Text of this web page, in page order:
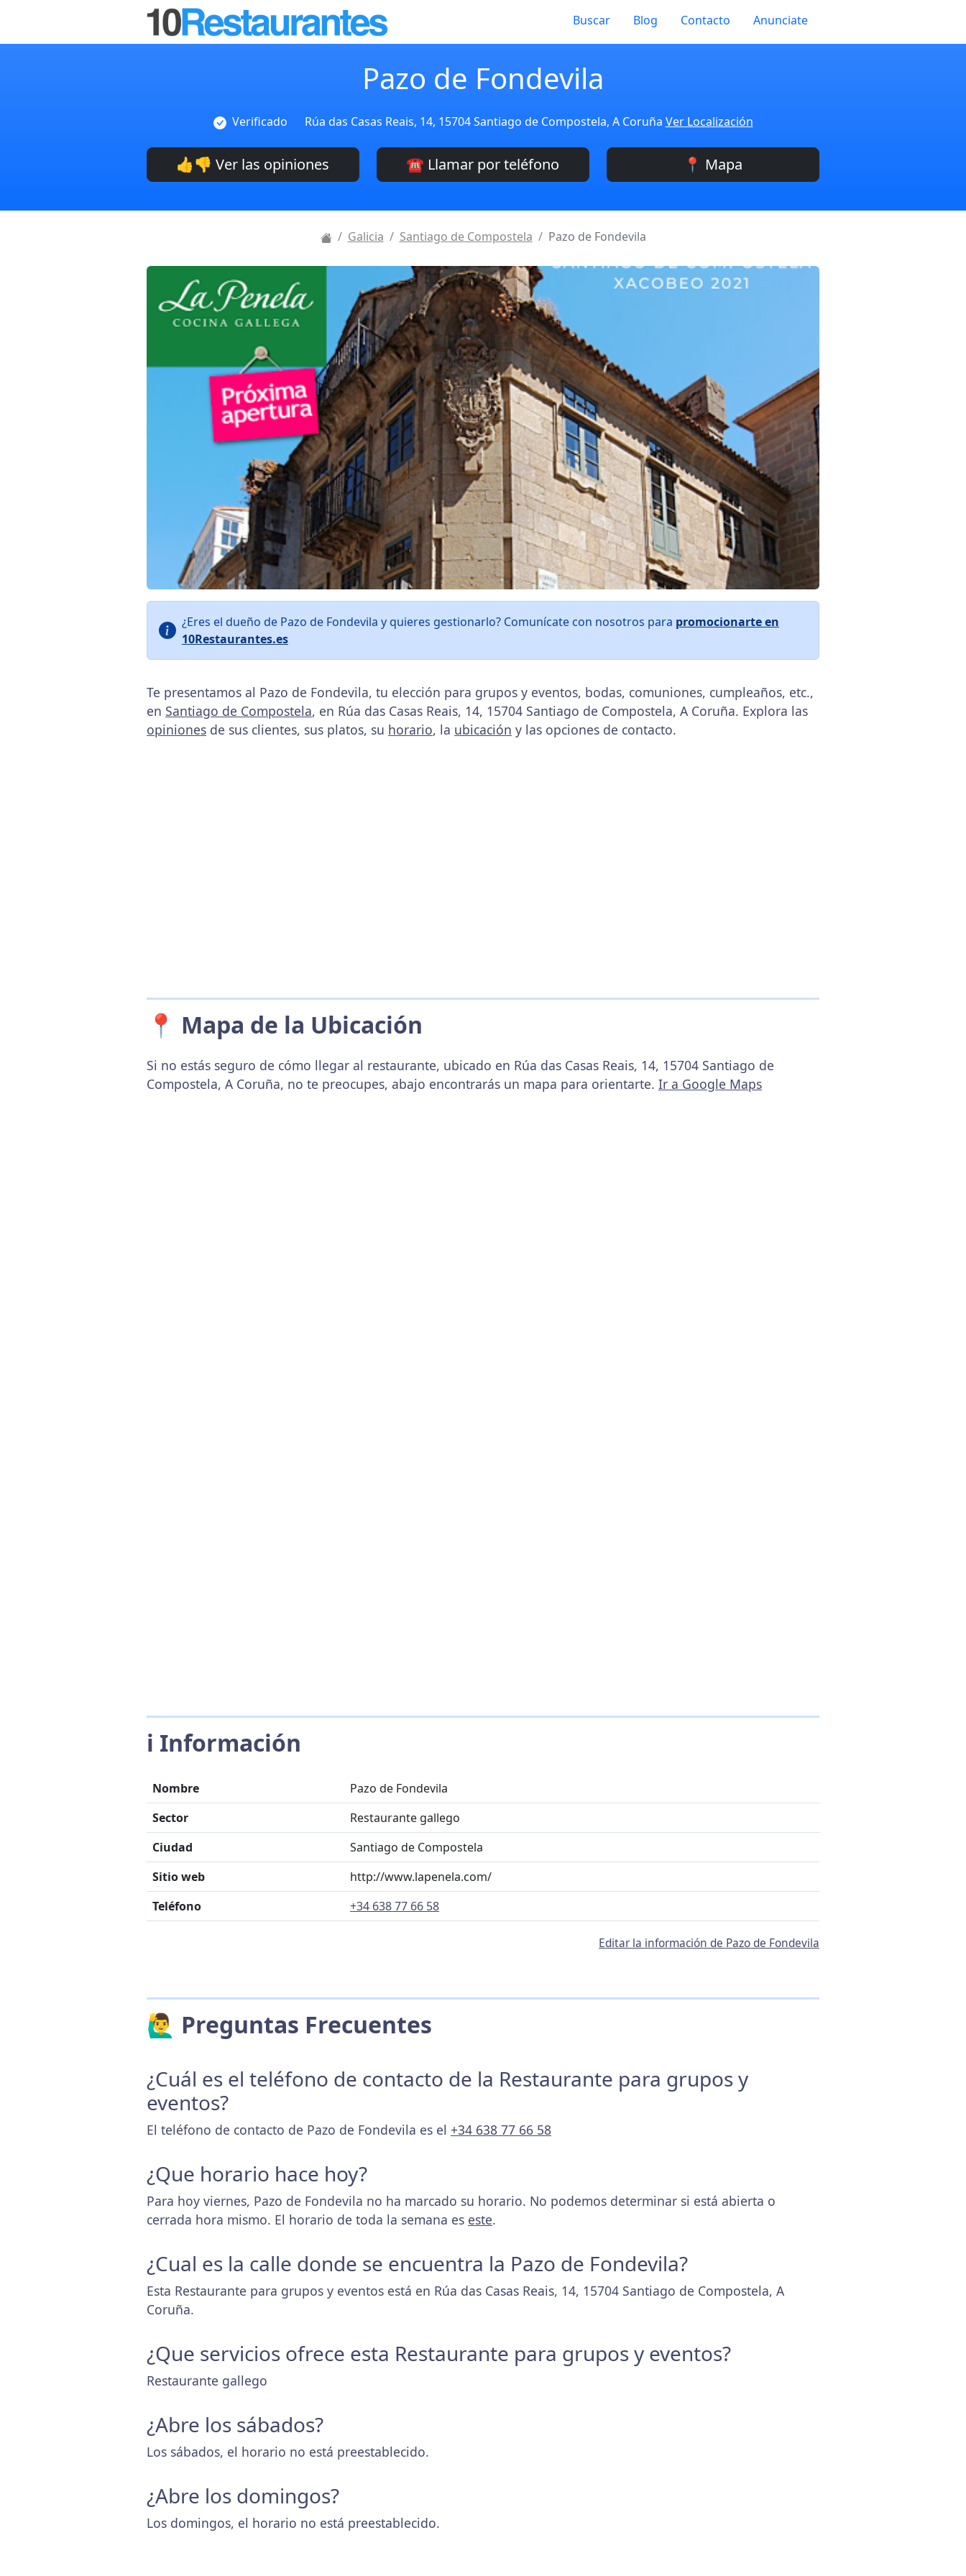
Buscar Blog Contacto Anunciate
Pazo de Fondevila
Verificado Rúa das Casas Reais, 14, 15704 Santiago de Compostela, A Coruña Ver Localización
👍👎 Ver las opiniones ☎️ Llamar por teléfono 📍 Mapa
Galicia Santiago de Compostela Pazo de Fondevila
¿Eres el dueño de Pazo de Fondevila y quieres gestionarlo? Comunícate con nosotros para promocionarte en
10Restaurantes.es
Te presentamos al Pazo de Fondevila, tu elección para grupos y eventos, bodas, comuniones, cumpleaños, etc.,
en Santiago de Compostela, en Rúa das Casas Reais, 14, 15704 Santiago de Compostela, A Coruña. Explora las
opiniones de sus clientes, sus platos, su horario, la ubicación y las opciones de contacto.
📍 Mapa de la Ubicación
Si no estás seguro de cómo llegar al restaurante, ubicado en Rúa das Casas Reais, 14, 15704 Santiago de
Compostela, A Coruña, no te preocupes, abajo encontrarás un mapa para orientarte. Ir a Google Maps
ℹ️ Información
Nombre
Pazo de Fondevila
Sector
Restaurante gallego
Ciudad
Santiago de Compostela
Sitio web
http://www.lapenela.com/
Teléfono
+34 638 77 66 58
Editar la información de Pazo de Fondevila
🙋‍♂️ Preguntas Frecuentes
¿Cuál es el teléfono de contacto de la Restaurante para grupos y
eventos?
El teléfono de contacto de Pazo de Fondevila es el +34 638 77 66 58
¿Que horario hace hoy?
Para hoy viernes, Pazo de Fondevila no ha marcado su horario. No podemos determinar si está abierta o
cerrada hora mismo. El horario de toda la semana es este.
¿Cual es la calle donde se encuentra la Pazo de Fondevila?
Esta Restaurante para grupos y eventos está en Rúa das Casas Reais, 14, 15704 Santiago de Compostela, A
Coruña.
¿Que servicios ofrece esta Restaurante para grupos y eventos?
Restaurante gallego
¿Abre los sábados?
Los sábados, el horario no está preestablecido.
¿Abre los domingos?
Los domingos, el horario no está preestablecido.